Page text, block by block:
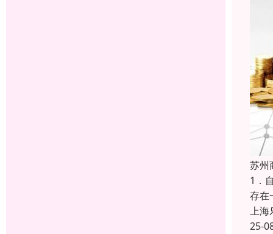
苏州
1．
存在
上海
25-